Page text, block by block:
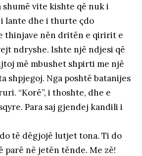
shumë vite kishte që nuk i
lante dhe i thurte çdo
thinjave nën dritën e qiririt e
ndryshe. Ishte një ndjesi që
më mbushet shpirti me një
shpjegoj. Nga poshtë batanijes
“Korë”, i thoshte, dhe e
Para saj gjendej kandili i
të dëgjojë lutjet tona. Ti do
parë në jetën tënde. Me zë!